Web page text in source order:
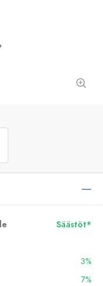
Säästöt*
3%
7%